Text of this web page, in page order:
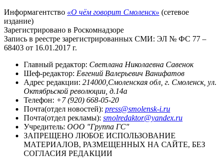
Информагентство «О чём говорит Смоленск» (сетевое
издание)
Зарегистрировано в Роскомнадзоре
Запись в реестре зарегистрированных СМИ: ЭЛ № ФС 77 –
68403 от 16.01.2017 г.
Главный редактор: Светлана Николаевна Савенок
Шеф-редактор: Евгений Валерьевич Ванифатов
Адрес редакции: 214000,Смоленская обл, г. Смоленск, ул.
Октябрьской революции, д.14а
Телефон: +7 (920) 668-05-20
Почта(отдел новостей): press@smolensk-i.ru
Почта(отдел рекламы): smolredaktor@yandex.ru
Учредитель: ООО "Группа ГС"
ЗАПРЕЩЕНО ЛЮБОЕ ИСПОЛЬЗОВАНИЕ
МАТЕРИАЛОВ, РАЗМЕЩЕННЫХ НА САЙТЕ, БЕЗ
СОГЛАСИЯ РЕДАКЦИИ